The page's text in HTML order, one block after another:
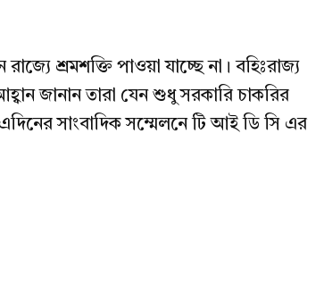
শ্রমশক্তি পাওয়া যাচ্ছে না। বহিঃরাজ্য
জানান তারা যেন শুধু সরকারি চাকরির
সাংবাদিক সম্মেলনে টি আই ডি সি এর